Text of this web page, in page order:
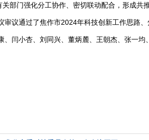
关部门强化分工协作、密切联动配合，形成共
审议通过了焦作市2024年科技创新工作思路
、闫小杏、刘同兴、董炳麓、王朝杰、张一